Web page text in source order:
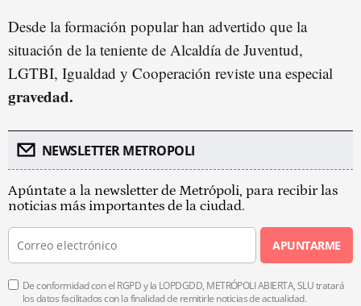
Desde la formación popular han advertido que la
situación de la teniente de Alcaldía de Juventud,
LGTBI, Igualdad y Cooperación reviste una especial
gravedad.
NEWSLETTER METROPOLI
Apúntate a la newsletter de Metrópoli, para recibir las
noticias más importantes de la ciudad.
APUNTARME
De conformidad con el RGPD y la LOPDGDD, METRÓPOLI ABIERTA, SLU tratará
los datos facilitados con la finalidad de remitirle noticias de actualidad.